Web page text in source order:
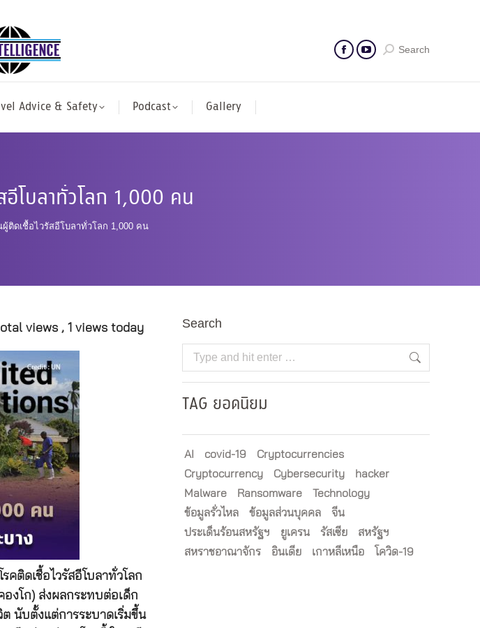
Search
Advice & Safety Podcast Gallery
โบลาทั่วโลก 1,000 คน
ติดเชื้อไวรัสอีโบลาทั่วโลก 1,000 คน
views , 1 views today
คติดเชื้อไวรัสอีโบลาทั่วโลก
งโก) ส่งผลกระทบต่อเด็ก
นับตั้งแต่การระบาดเริ่มขึ้น
Search
Search:
TAG ยอดนิยม
AI covid-19
Cryptocurrencies
Cryptocurrency
Cybersecurity
hacker
Malware
Ransomware
Technology
ข้อมูลรั่วไหล
ข้อมูลส่วนบุคคล
จีน
ประเด็นร้อนสหรัฐฯ
ยูเครน รัสเซีย
สหรัฐฯ
สหราชอาณาจักร
อินเดีย เกาหลีเหนือ โควิด-19